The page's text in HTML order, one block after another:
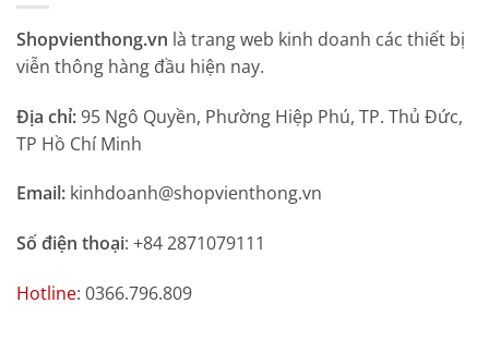
Shopvienthong.vn là trang web kinh doanh các thiết bị
viễn thông hàng đầu hiện nay.
Địa chỉ:95 Ngô Quyền, Phường Hiệp Phú, TP. Thủ Đức,
TP Hồ Chí Minh
Email: kinhdoanh@shopvienthong.vn
Số điện thoại: +84 2871079111
Hotline: 0366.796.809